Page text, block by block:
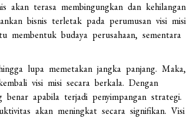
akan terasa membingungkan dan kehilangan
bisnis terletak pada perumusan visi misi
membentuk budaya perusahaan, sementara
lupa memetakan jangka panjang. Maka,
visi misi secara berkala. Dengan
apabila terjadi penyimpangan strategi.
akan meningkat secara signifikan. Visi